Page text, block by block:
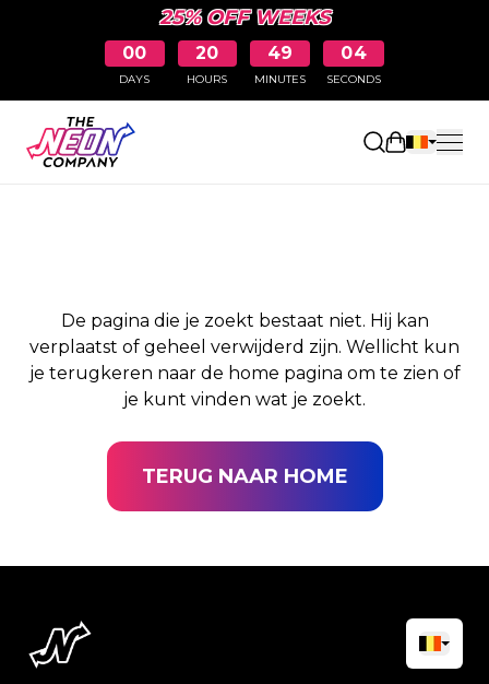
25% OFF WEEKS
00
DAYS
20
HOURS
49
MINUTES
03
SECONDS
PAGINA NIET
De pagina die je zoekt bestaat niet. Hij kan
verplaatst of geheel verwijderd zijn. Wellicht kun
je terugkeren naar de home pagina om te zien of
je kunt vinden wat je zoekt.
TERUG NAAR HOME